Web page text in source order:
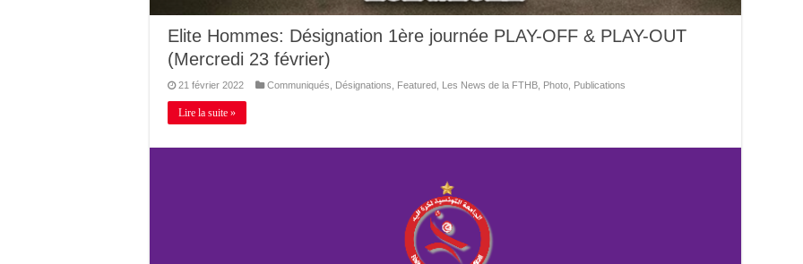
Elite Hommes: Désignation 1ère journée PLAY-OFF & PLAY-OUT
(Mercredi 23 février)
21 février 2022 Communiqués, Désignations, Featured, Les News de la FTHB, Photo, Publications
Lire la suite »